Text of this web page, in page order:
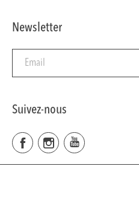
Newsletter
Suivez-nous